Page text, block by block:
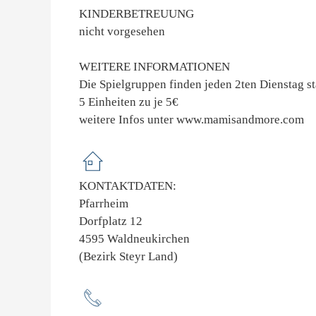
KINDERBETREUUNG
nicht vorgesehen
WEITERE INFORMATIONEN
Die Spielgruppen finden jeden 2ten Dienstag
5 Einheiten zu je 5€
weitere Infos unter www.mamisandmore.com
KONTAKTDATEN:
Pfarrheim
Dorfplatz 12
4595 Waldneukirchen
(Bezirk Steyr Land)